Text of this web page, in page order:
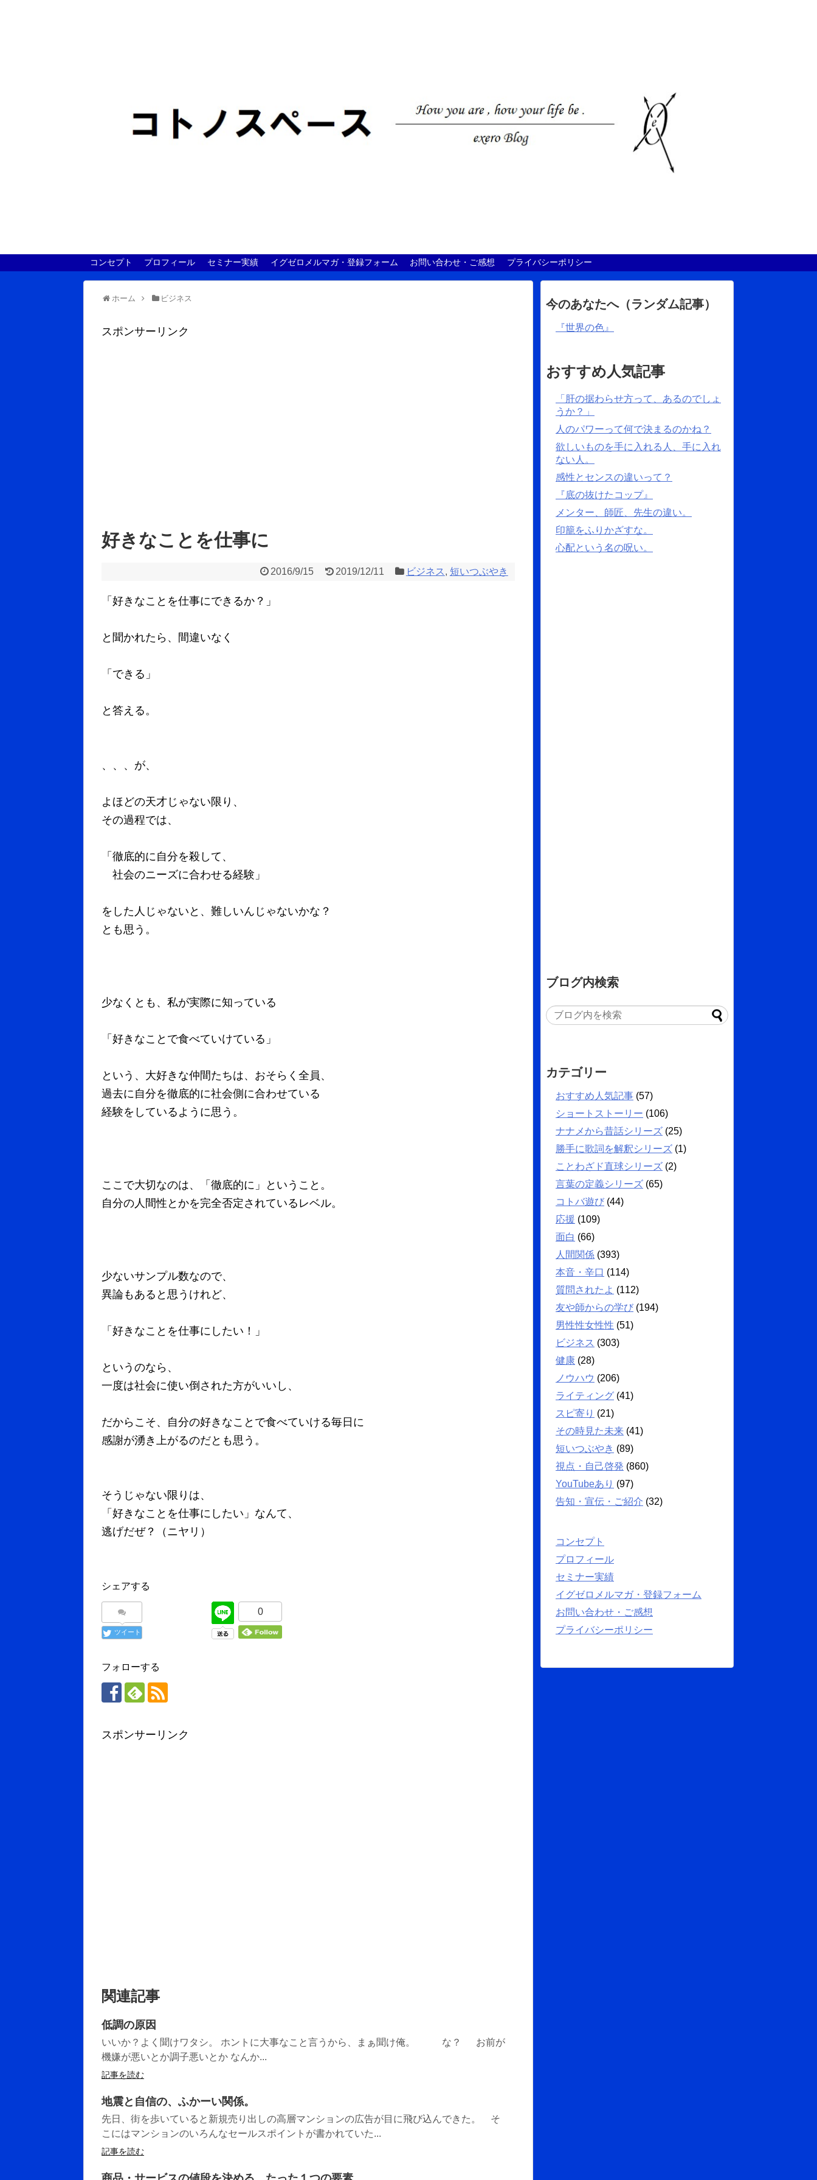
コンセプト プロフィール セミナー実績 イグゼロメルマガ・登録フォーム お問い合わせ・ご感想 プライバシーポリシー
ホーム ビジネス
スポンサーリンク
好きなことを仕事に
2016/9/15 2019/12/11 ビジネス , 短いつぶやき
「好きなことを仕事にできるか？」
と聞かれたら、間違いなく
「できる」
と答える。
、、、が、
よほどの天才じゃない限り、
その過程では、
「徹底的に自分を殺して、
社会のニーズに合わせる経験」
をした人じゃないと、難しいんじゃないかな？
とも思う。
少なくとも、私が実際に知っている
「好きなことで食べていけている」
という、大好きな仲間たちは、おそらく全員、
過去に自分を徹底的に社会側に合わせている
経験をしているように思う。
ここで大切なのは、「徹底的に」ということ。
自分の人間性とかを完全否定されているレベル。
少ないサンプル数なので、
異論もあると思うけれど、
「好きなことを仕事にしたい！」
というのなら、
一度は社会に使い倒された方がいいし、
だからこそ、自分の好きなことで食べていける毎日に
感謝が湧き上がるのだとも思う。
そうじゃない限りは、
「好きなことを仕事にしたい」なんて、
逃げだぜ？（ニヤリ）
シェアする
ツイート
0
フォローする
スポンサーリンク
関連記事
低調の原因
いいか？よく聞けワタシ。 ホントに大事なこと言うから、まぁ聞け俺。 な？ お前が
機嫌が悪いとか調子悪いとか なんか...
記事を読む
地震と自信の、ふかーい関係。
先日、街を歩いていると新規売り出しの高層マンションの広告が目に飛び込んできた。 そ
こにはマンションのいろんなセールスポイントが書かれていた...
記事を読む
今のあなたへ（ランダム記事）
『世界の色』
おすすめ人気記事
「肝の据わらせ方って、あるのでしょ
うか？」
人のパワーって何で決まるのかね？
欲しいものを手に入れる人、手に入れ
ない人。
感性とセンスの違いって？
『底の抜けたコップ』
メンター、師匠、先生の違い。
印籠をふりかざすな。
心配という名の呪い。
ブログ内検索
カテゴリー
おすすめ人気記事 (57)
ショートストーリー (106)
ナナメから昔話シリーズ (25)
勝手に歌詞を解釈シリーズ (1)
ことわざド直球シリーズ (2)
言葉の定義シリーズ (65)
コトバ遊び (44)
応援 (109)
面白 (66)
人間関係 (393)
本音・辛口 (114)
質問されたよ (112)
友や師からの学び (194)
男性性女性性 (51)
ビジネス (303)
健康 (28)
ノウハウ (206)
ライティング (41)
スピ寄り (21)
その時見た未来 (41)
短いつぶやき (89)
視点・自己啓発 (860)
YouTubeあり (97)
告知・宣伝・ご紹介 (32)
コンセプト
プロフィール
セミナー実績
イグゼロメルマガ・登録フォーム
お問い合わせ・ご感想
プライバシーポリシー